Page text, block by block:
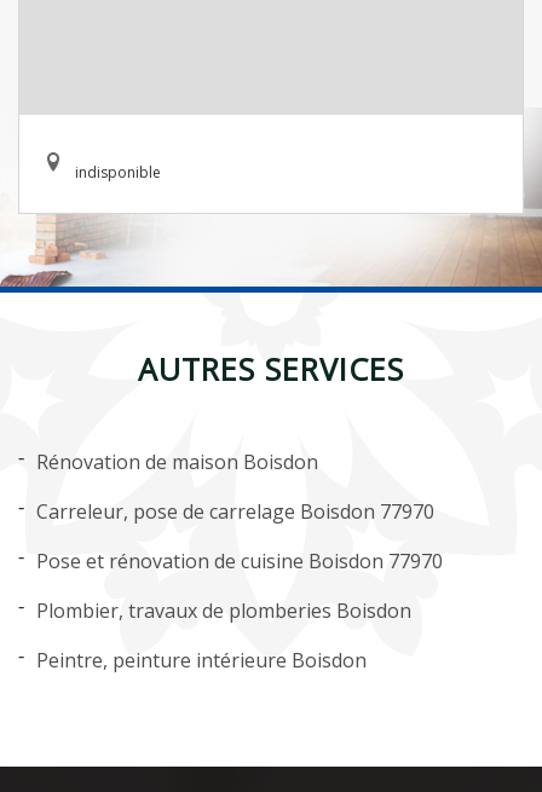
indisponible
AUTRES SERVICES
Rénovation de maison Boisdon
Carreleur, pose de carrelage Boisdon 77970
Pose et rénovation de cuisine Boisdon 77970
Plombier, travaux de plomberies Boisdon
Peintre, peinture intérieure Boisdon